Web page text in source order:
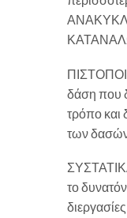
δάση που
τρόπο και
των
το